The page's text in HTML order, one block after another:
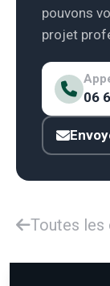
pouvons
projet
06
Toutes les